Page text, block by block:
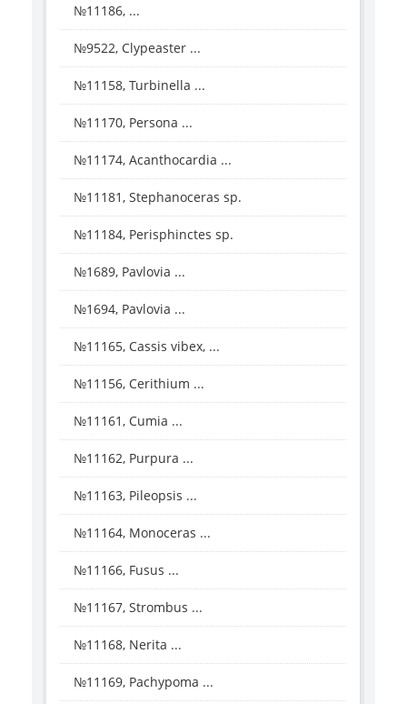
№11186, ...
№9522, Clypeaster ...
№11158, Turbinella ...
№11170, Persona ...
№11174, Acanthocardia ...
№11181, Stephanoceras sp.
№11184, Perisphinctes sp.
№1689, Pavlovia ...
№1694, Pavlovia ...
№11165, Cassis vibex, ...
№11156, Cerithium ...
№11161, Cumia ...
№11162, Purpura ...
№11163, Pileopsis ...
№11164, Monoceras ...
№11166, Fusus ...
№11167, Strombus ...
№11168, Nerita ...
№11169, Pachypoma ...